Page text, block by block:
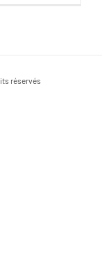
réservés